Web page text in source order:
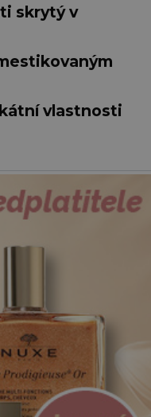
skrytý v
vlastnosti